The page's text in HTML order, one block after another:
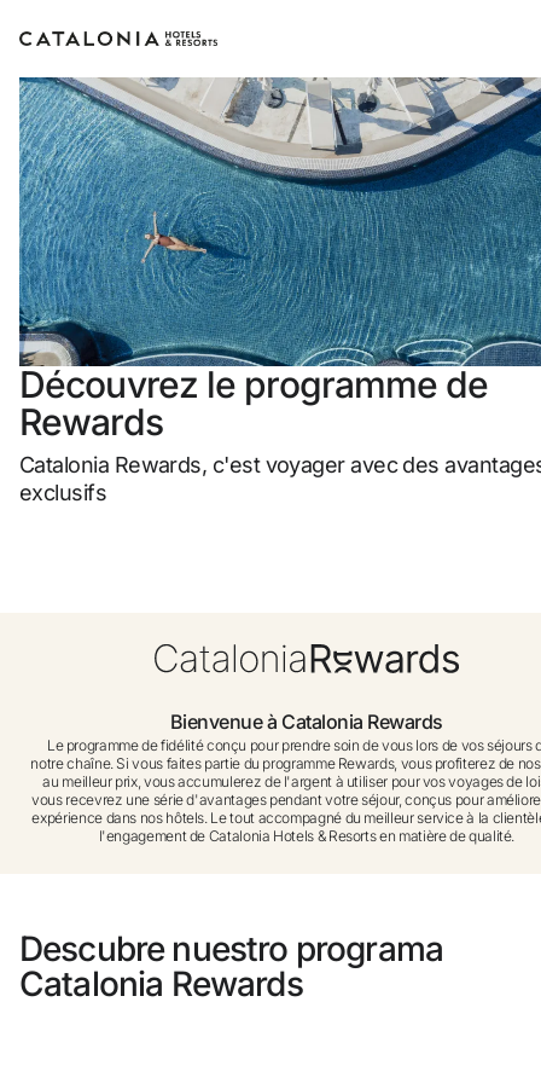
Connectez-vous à votre compte
LOGIN
Vous avez oublié votre mot de passe ?
ou utilisez l’une de ces options
Connexion via Google
Connexion par adresse électronique uniquement
Profitez des avantages du programme
Meilleur prix garanti
Gagnez une compensation en espèces avec vos
réservations
Découvrez le programme de
Rewards
Catalonia Rewards, c'est voyager avec des
exclusifs
Bienvenue à Catalonia Rewards
Le programme de fidélité conçu pour prendre soin de vous lors de vos séjours
notre chaîne. Si vous faites partie du programme Rewards, vous profiterez de
au meilleur prix, vous accumulerez de l'argent à utiliser pour vos voyages de
vous recevrez une série d'avantages pendant votre séjour, conçus pour
expérience dans nos hôtels. Le tout accompagné du meilleur service à la
l'engagement de Catalonia Hotels & Resorts en matière de qualité.
Descubre nuestro programa
Catalonia Rewards